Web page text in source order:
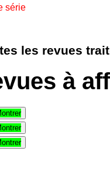
série
les revues
à